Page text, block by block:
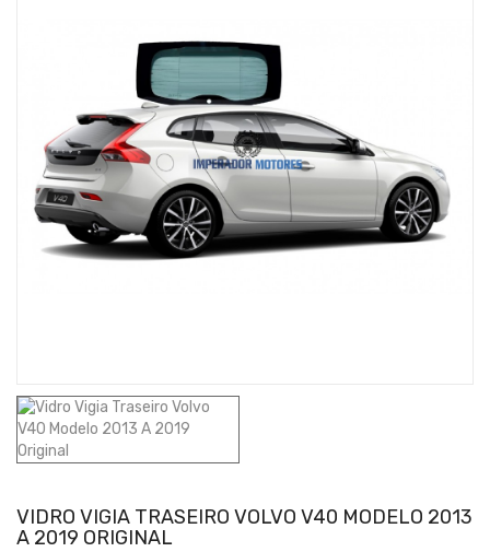
VIDRO VIGIA TRASEIRO VOLVO V40 MODELO 2013
A 2019 ORIGINAL